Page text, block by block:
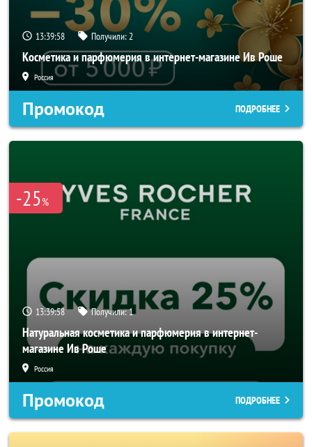
13:39:56 Получили:2
Косметика и парфюмерия в интернет-магазине Ив Роше
Россия
Промокод ПОДРОБНЕЕ
-25%
13:39:56 Получили:1
Натуральная косметика и парфюмерия в интернет-
магазине Ив Роше
Россия
Промокод ПОДРОБНЕЕ